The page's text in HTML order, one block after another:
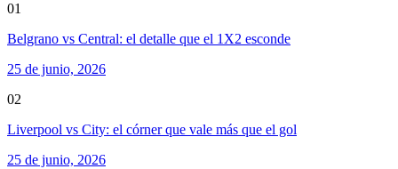
01
Belgrano vs Central: el detalle que el 1X2 esconde
25 de junio, 2026
02
Liverpool vs City: el córner que vale más que el gol
25 de junio, 2026